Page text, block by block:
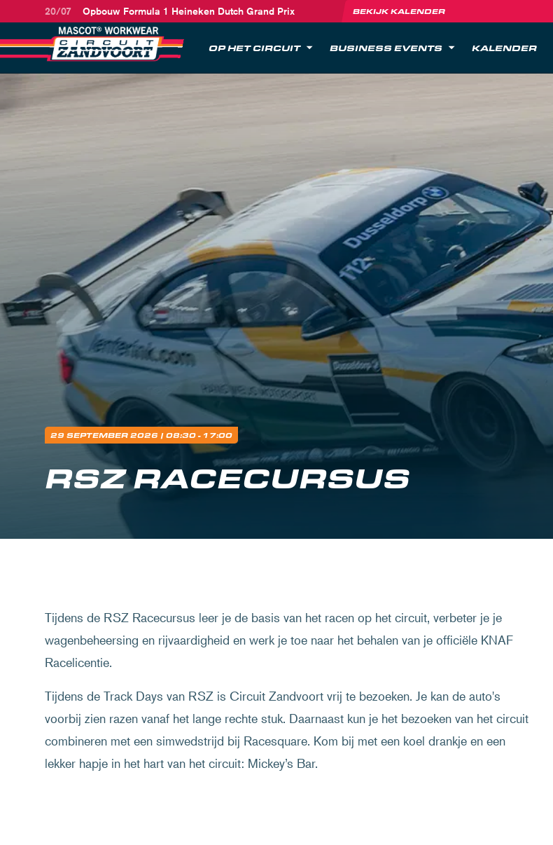
20/07 Opbouw Formula 1 Heineken Dutch Grand Prix BEKIJK KALENDER
OP HET CIRCUIT BUSINESS EVENTS KALENDER
29 SEPTEMBER 2026 | 08:30 - 17:00
RSZ RACECURSUS
Tijdens de RSZ Racecursus leer je de basis van het racen op het circuit, verbeter je je
wagenbeheersing en rijvaardigheid en werk je toe naar het behalen van je officiële KNAF
Racelicentie.
Tijdens de Track Days van RSZ is Circuit Zandvoort vrij te bezoeken. Je kan de auto's
voorbij zien razen vanaf het lange rechte stuk. Daarnaast kun je het bezoeken van het circuit
combineren met een simwedstrijd bij Racesquare. Kom bij met een koel drankje en een
lekker hapje in het hart van het circuit: Mickey’s Bar.